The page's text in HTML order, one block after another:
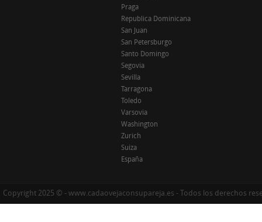
Praga
Republica Dominicana
San Juan
San Petersburgo
Santo Domingo
Segovia
Sevilla
Tarragona
Toledo
Varsovia
Washington
Zurich
Suiza
España
Copyright 2025 © - www.cadaovejaconsupareja.es - Todos los derechos